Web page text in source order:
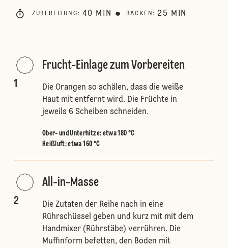
ZUBEREITUNG : 40 MIN BACKEN : 25 MIN
1
Frucht-Einlage zum Vorbereiten
Die Orangen so schälen, dass die weiße
Haut mit entfernt wird. Die Früchte in
jeweils 6 Scheiben schneiden.
Ober- und Unterhitze: etwa 180 °C
Heißluft:etwa 160 °C
2
All-in-Masse
Die Zutaten der Reihe nach in eine
Rührschüssel geben und kurz mit mit dem
Handmixer (Rührstäbe) verrühren. Die
Muffinform befetten, den Boden mit